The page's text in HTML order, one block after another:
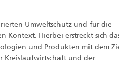
Umweltschutz und für die
Hierbei erstreckt sich
und Produkten mit dem
Kreislaufwirtschaft und der